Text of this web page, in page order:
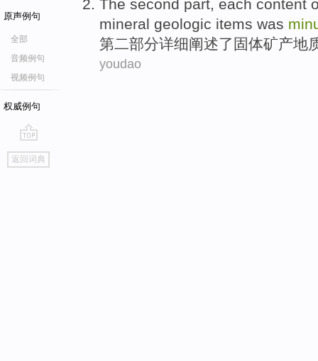
原声例句
全部
音频例句
视频例句
权威例句
go
top
返回词典
The second part, each content
mineral geologic items was
第二部分详细阐述了 固体矿产地
youdao